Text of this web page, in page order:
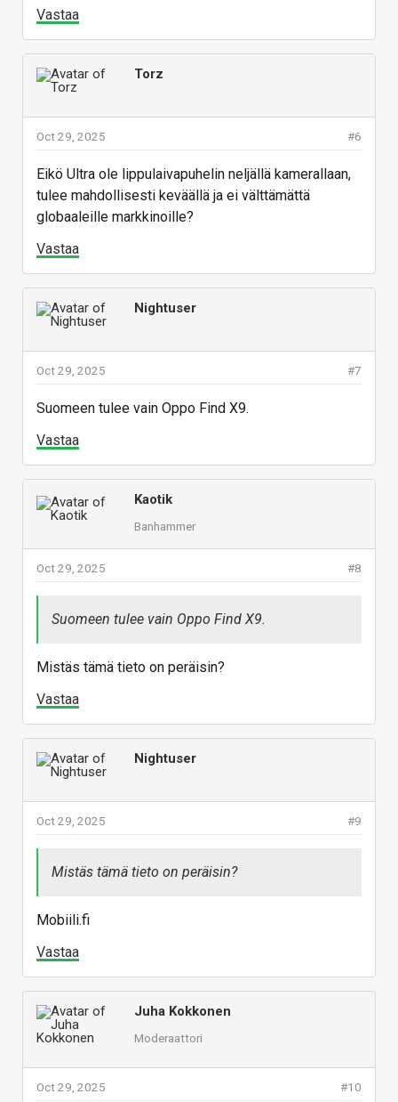
Vastaa
Torz
#6
Oct 29, 2025
Eikö Ultra ole lippulaivapuhelin neljällä kamerallaan,
tulee mahdollisesti keväällä ja ei välttämättä
globaaleille markkinoille?
Vastaa
Nightuser
#7
Oct 29, 2025
Suomeen tulee vain Oppo Find X9.
Vastaa
Kaotik
Banhammer
#8
Oct 29, 2025
Suomeen tulee vain Oppo Find X9.
Mistäs tämä tieto on peräisin?
Vastaa
Nightuser
#9
Oct 29, 2025
Mistäs tämä tieto on peräisin?
Mobiili.fi
Vastaa
Juha Kokkonen
Moderaattori
#10
Oct 29, 2025